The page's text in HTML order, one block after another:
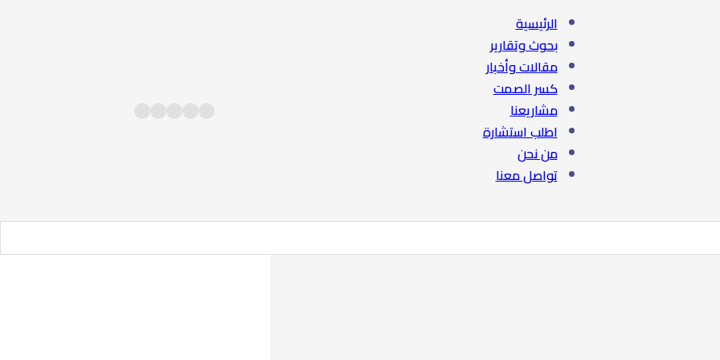
الرئيسية
بحوث وتقارير
مقالات وأخبار
كسر الصمت
مشاريعنا
اطلب استشارة
من نحن
تواصل معنا